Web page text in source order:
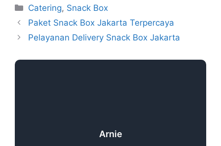
Catering, Snack Box
Paket Snack Box Jakarta Terpercaya
Pelayanan Delivery Snack Box Jakarta
Arnie